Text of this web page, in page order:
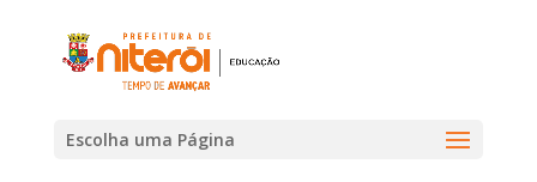
Escolha uma Página